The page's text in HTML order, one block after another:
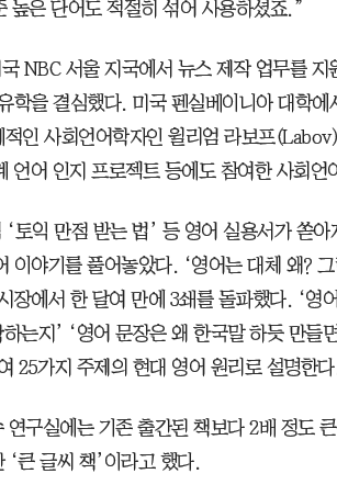
높은 단어도 적절히 섞어 사용하셨죠.”
NBC 서울 지국에서 뉴스 제작 업무를 지
학을 결심했다. 미국 펜실베이니아 대학에
인 사회언어학자인 윌리엄 라보프
언어 인지 프로젝트 등에도 참여한 사회언
토익 만점 받는 법’ 등 영어 실용서가 쏟
이야기를 풀어놓았다. ‘영어는 대체 왜?
장에서 한 달여 만에 3쇄를 돌파했다. ‘영
는지’ ‘영어 문장은 왜 한국말 하듯 만들
25가지 주제의 현대 영어 원리로 설명한
연구실에는 기존 출간된 책보다 2배 정도
‘큰 글씨 책’이라고 했다.